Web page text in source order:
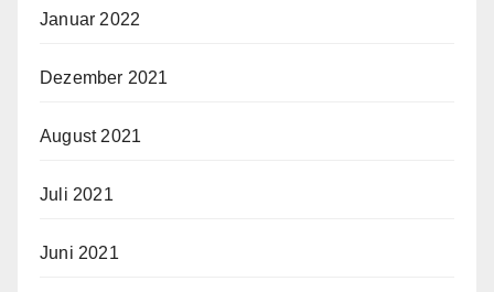
Januar 2022
Dezember 2021
August 2021
Juli 2021
Juni 2021